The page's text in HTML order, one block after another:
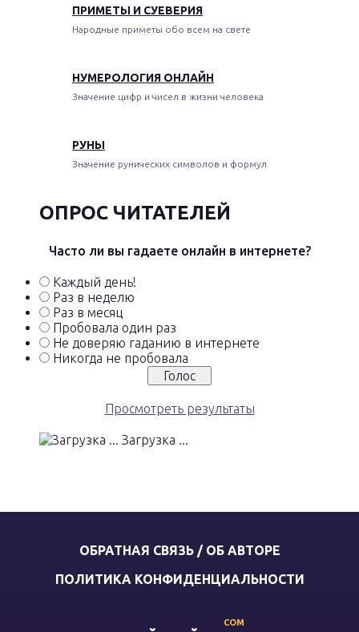
ПРИМЕТЫ И СУЕВЕРИЯ
Народные приметы обо всем на свете
НУМЕРОЛОГИЯ ОНЛАЙН
Значение цифр и чисел в жизни человека
РУНЫ
Значение рунических символов и формул
ОПРОС ЧИТАТЕЛЕЙ
Часто ли вы гадаете онлайн в интернете?
Каждый день!
Раз в неделю
Раз в месяц
Пробовала один раз
Не доверяю гаданию в интернете
Никогда не пробовала
Просмотреть результаты
Загрузка ...
ОБРАТНАЯ СВЯЗЬ / ОБ АВТОРЕ
ПОЛИТИКА КОНФИДЕНЦИАЛЬНОСТИ
COM